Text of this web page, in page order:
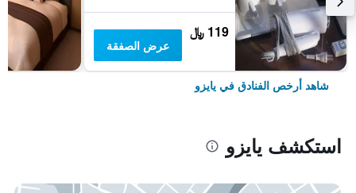
119 ﷼
عرض الصفقة
شاهد أرخص الفنادق في يايزو
استكشف يايزو